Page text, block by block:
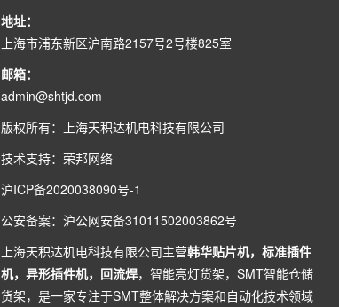
地址：
上海市浦东新区沪南路2157号2号楼825室
邮箱：
admin@shtjd.com
版权所有：上海天积达机电科技有限公司
技术支持： 荣邦网络
沪ICP备2020038090号-1
公安备案： 沪公网安备31011502003862号
上海天积达机电科技有限公司主营韩华贴片机， 标准插件
机， 异形插件机， 回流焊， 智能亮灯货架， SMT智能仓储
货架，是一家专注于SMT整体解决方案和自动化技术领域